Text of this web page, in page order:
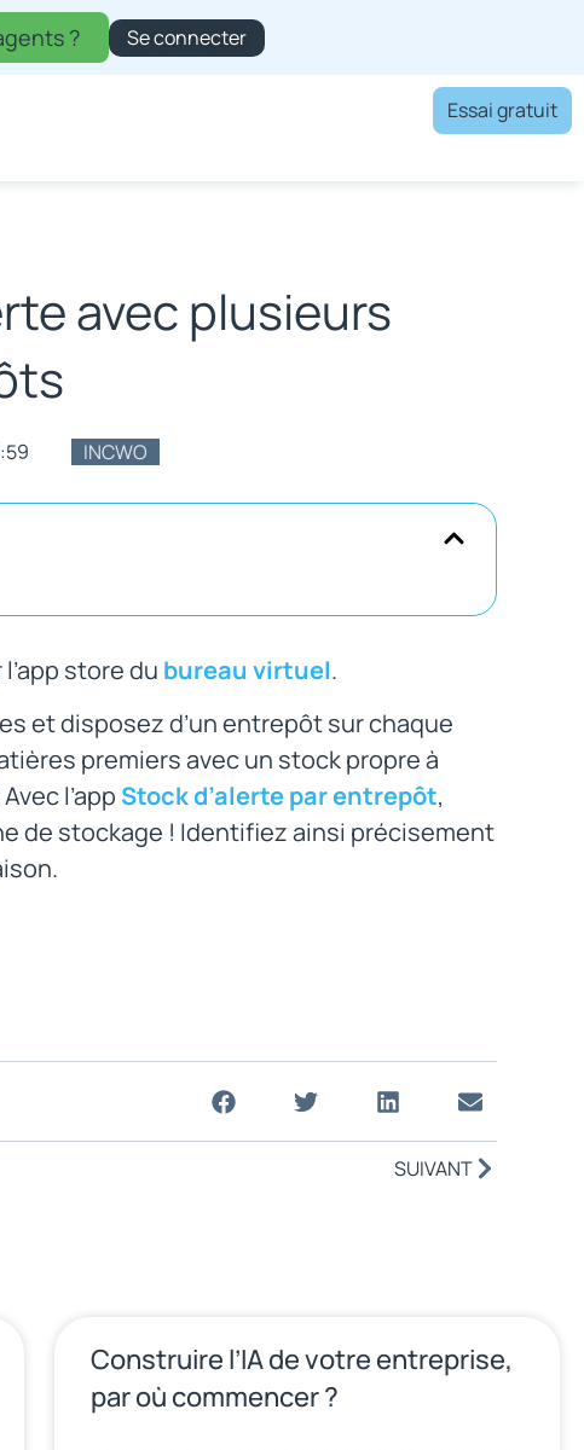
Se connecter
?
Essai gratuit
avec plusieurs
INCWO
store du bureau virtuel.
et disposez d’un entrepôt sur chaque
premiers avec un stock propre à
l’app Stock d’alerte par entrepôt,
de stockage ! Identifiez ainsi précisement
SUIVANT
Construire l’IA de votre entreprise,
par où commencer ?